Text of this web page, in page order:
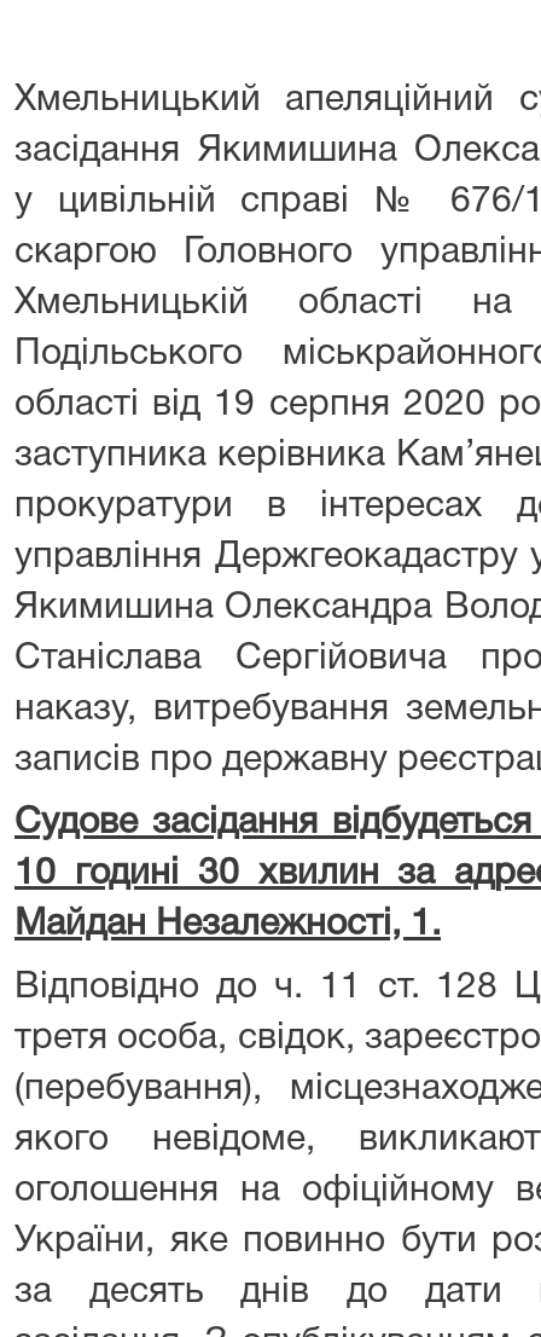
Хмельницький апеляційний
засідання Якимишина
у цивільній справі № 676/
скаргою Головного
Хмельницькій області
Подільського
області від 19 серпня 2020
заступника керівника
прокуратури в інтересах
управління Держгеокадастру
Якимишина Олександра
Станіслава Сергійовича
наказу, витребування
записів про державну
Судове засідання
10 годині 30 хвилин за
Майдан Незалежності, 1.
Відповідно до ч. 11 ст. 128
третя особа, свідок,
(перебування),
якого невідоме,
оголошення на офіційному
України, яке повинно бути
за десять днів до дати